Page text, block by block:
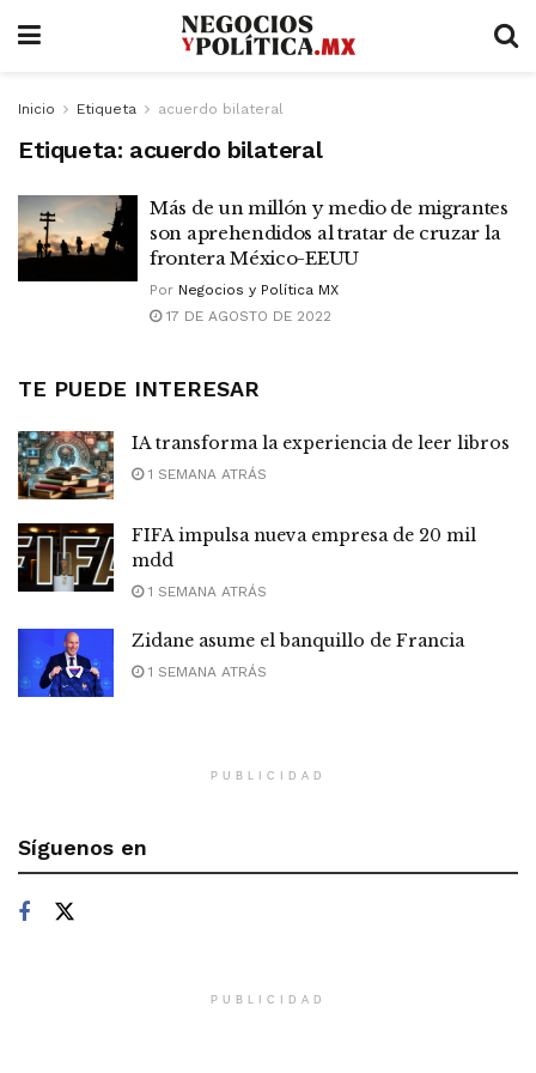
Inicio Etiqueta acuerdo bilateral
Etiqueta: acuerdo bilateral
Más de un millón y medio de migrantes
son aprehendidos al tratar de cruzar la
frontera México-EEUU
Por Negocios y Política MX
17 DE AGOSTO DE 2022
TE PUEDE INTERESAR
IA transforma la experiencia de leer libros
1 SEMANA ATRÁS
FIFA impulsa nueva empresa de 20 mil
mdd
1 SEMANA ATRÁS
Zidane asume el banquillo de Francia
1 SEMANA ATRÁS
PUBLICIDAD
Síguenos en
PUBLICIDAD